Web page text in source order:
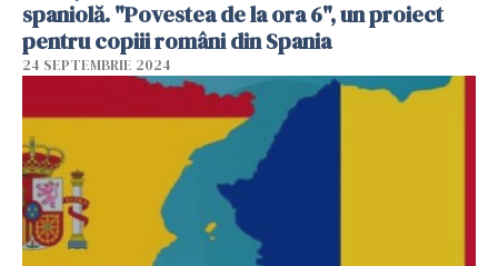
spaniolă. "Povestea de la ora 6", un proiect
pentru copiii români din Spania
24 SEPTEMBRIE 2024